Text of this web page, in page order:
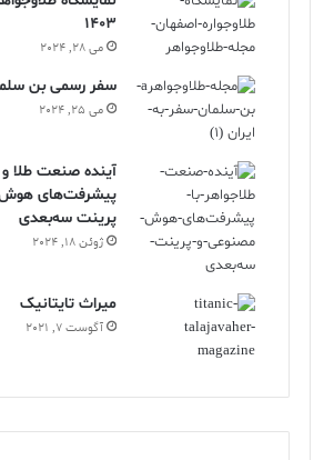
1403
می 28, 2024
سفر رسمی بن
می 25, 2024
آینده صنعت طلا و
پیشرفت‌های
پرینت سه‌بعدی
ژوئن 18, 2024
ميراث تايتانيک
آگوست 7, 2021